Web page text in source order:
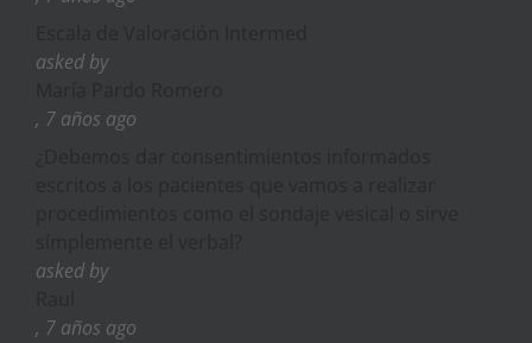
asked by
, 7 años ago
asked by
, 7 años ago